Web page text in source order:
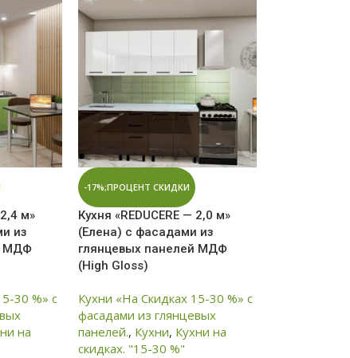
2,4 м»
из
МДФ
30 %» с
на
-17%;ПРОЦЕНТ СКИДКИ
Кухня «REDUCERE — 2,0 м»
(Елена) с фасадами из
глянцевых панелей МДФ
(High Gloss)
Кухни «На Скидках 15-30 %» с
фасадами из глянцевых
панелей., Кухни, Кухни на
скидках. "15-30 %"